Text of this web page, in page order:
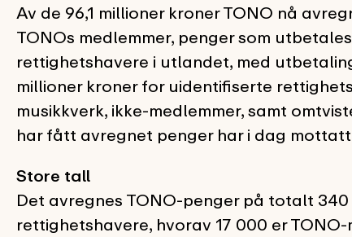
Av de 96,1 millioner kroner TONO nå
TONOs medlemmer, penger som
rettighetshavere i utlandet, med
millioner kroner for uidentifiserte
musikkverk, ikke-medlemmer, samt
har fått avregnet penger har i dag
Store tall
Det avregnes TONO-penger på totalt
rettighetshavere, hvorav 17 000 er